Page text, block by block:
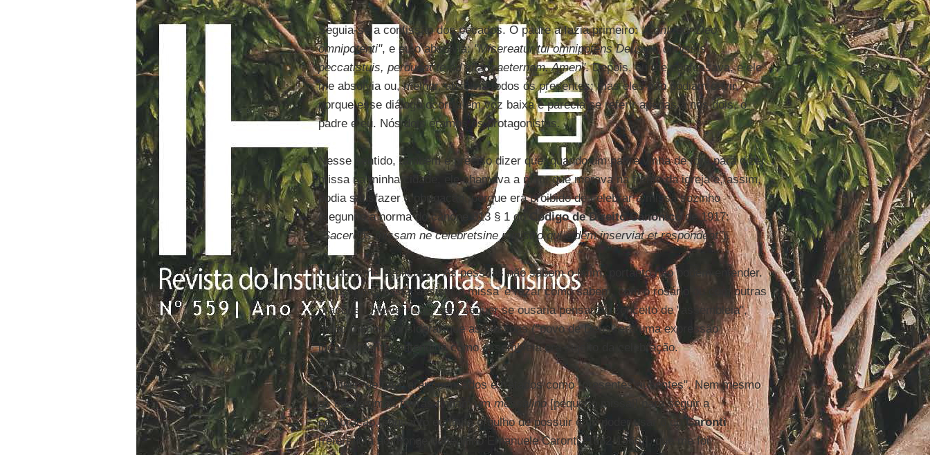
Seguia-se a confissão dos pecados. O padre a fazia primeiro:"Confiteor Deo
omnipotenti", e eu o absolvia:"Misereatur tui omnipotens Deus et, dimissis
peccatistuis, perducat te ad vitam aeternam. Amen". Depois, eu me confessava, e ele
me absolvia ou, melhor, absolvia todos os presentes: mas eles não podiam ouvir,
porque esse diálogo ocorria em voz baixa e parecia se referir apenas a nós dois, o
padre e eu. Nós dois éramos os protagonistas.
Nesse sentido, também é preciso dizer que, quando um padre vinha de fora para dizer
missa na minha cidade, ele chamava a mim, que morava na frente da igreja e, assim,
podia satisfazer a obrigação, porque era proibido de celebrar a missa sozinho
(segundo a norma do cânone 813 § 1 do Código de Direito Canônicode 1917:
" Sacerdos missam ne celebretsine ministro qui eidem inserviat et respondeat").
O padre me explicava: "As pessoas não sabem o latim, portanto não podem entender.
Às pessoas basta 'assistir à missa' e rezar como sabem, com o rosário ou com outras
orações". Na verdade, nem sequer se ousaria pensar no conceito de "assembleia",
muito menos considerar que as pessoas ("povo de Deus" era uma expressão
inconveniente) entendida como assembleia era sujeito da celebração.
Os fiéis, de fato, eram pensados e tratados como "presentes ausentes". Nem mesmo
as fidelíssimas freiras tinham ummessalino[pequeno missal] para seguir a
celebração, enquanto eu tinha orgulho de possuir e de poder usar o doCaronti
[referência ao monge beneditino Emanuele Caronti (1882-1966)], que me foi